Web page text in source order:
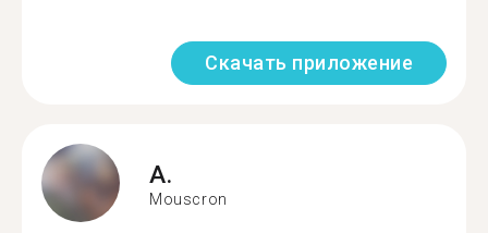
Скачать приложение
A.
Mouscron